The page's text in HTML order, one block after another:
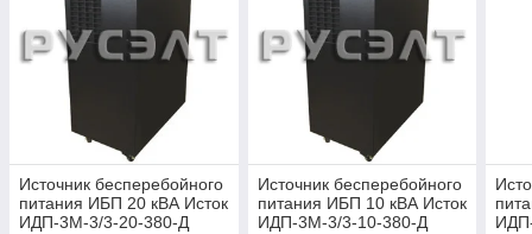
Источник бесперебойного
питания ИБП 20 кВА Исток
ИДП-3М-3/3-20-380-Д
Источник бесперебойного
питания ИБП 10 кВА Исток
ИДП-3М-3/3-10-380-Д